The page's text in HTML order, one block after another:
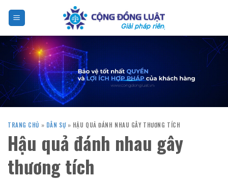
Giải pháp riêng cho bạn
TRANG CHỦ » DÂN SỰ» HẬU QUẢ ĐÁNH NHAU GÂY THƯƠNG TÍCH
Hậu quả đánh nhau gây
thương tích